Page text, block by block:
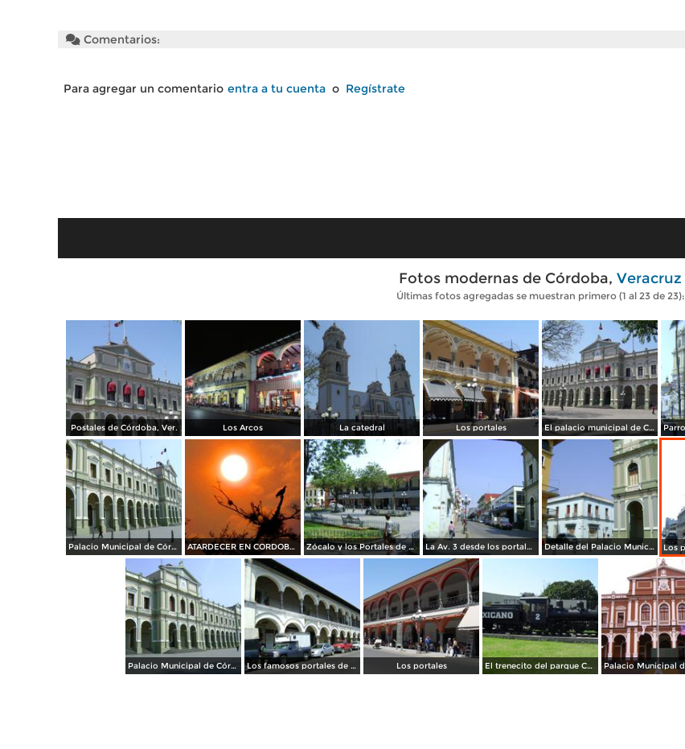
Comentarios:
Para agregar un comentario entra a tu cuenta o Regístrate
Fotos modernas de Córdoba, Veracruz
Últimas fotos agregadas se muestran primero (1 al 23 de 23):
Postales de Córdoba, Ver. Los Arcos La catedral Los portales El palacio municipal de Cordoba
Palacio Municipal de Córdoba. Abril/2012 ATARDECER EN CORDOBA,VERACRUZ Zócalo y los Portales de Córdoba. Abril/2012 La Av. 3 desde los portales de Córdoba. Abril/2012 Detalle del Palacio Municipal y arquitectura colonial. Abril/2012
Palacio Municipal de Córdoba, Veracruz. Abril/2012 Los famosos portales de dos niveles de Córdoba Los portales El trenecito del parque Centenario